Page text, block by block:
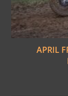
APRIL